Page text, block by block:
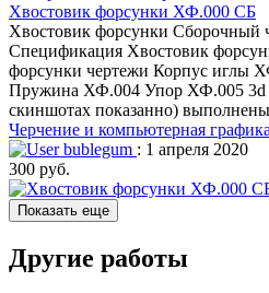
Хвостовик форсунки ХФ.000 СБ
Хвостовик форсунки Сборочный
Спецификация Хвостовик
форсунки чертежи Корпус иглы
Пружина ХФ.004 Упор ХФ.005 3d
скиншотах показанно)
Черчение и компьютерная графика
bublegum : 1 апреля 2020
300 руб.
Показать еще
Другие работы